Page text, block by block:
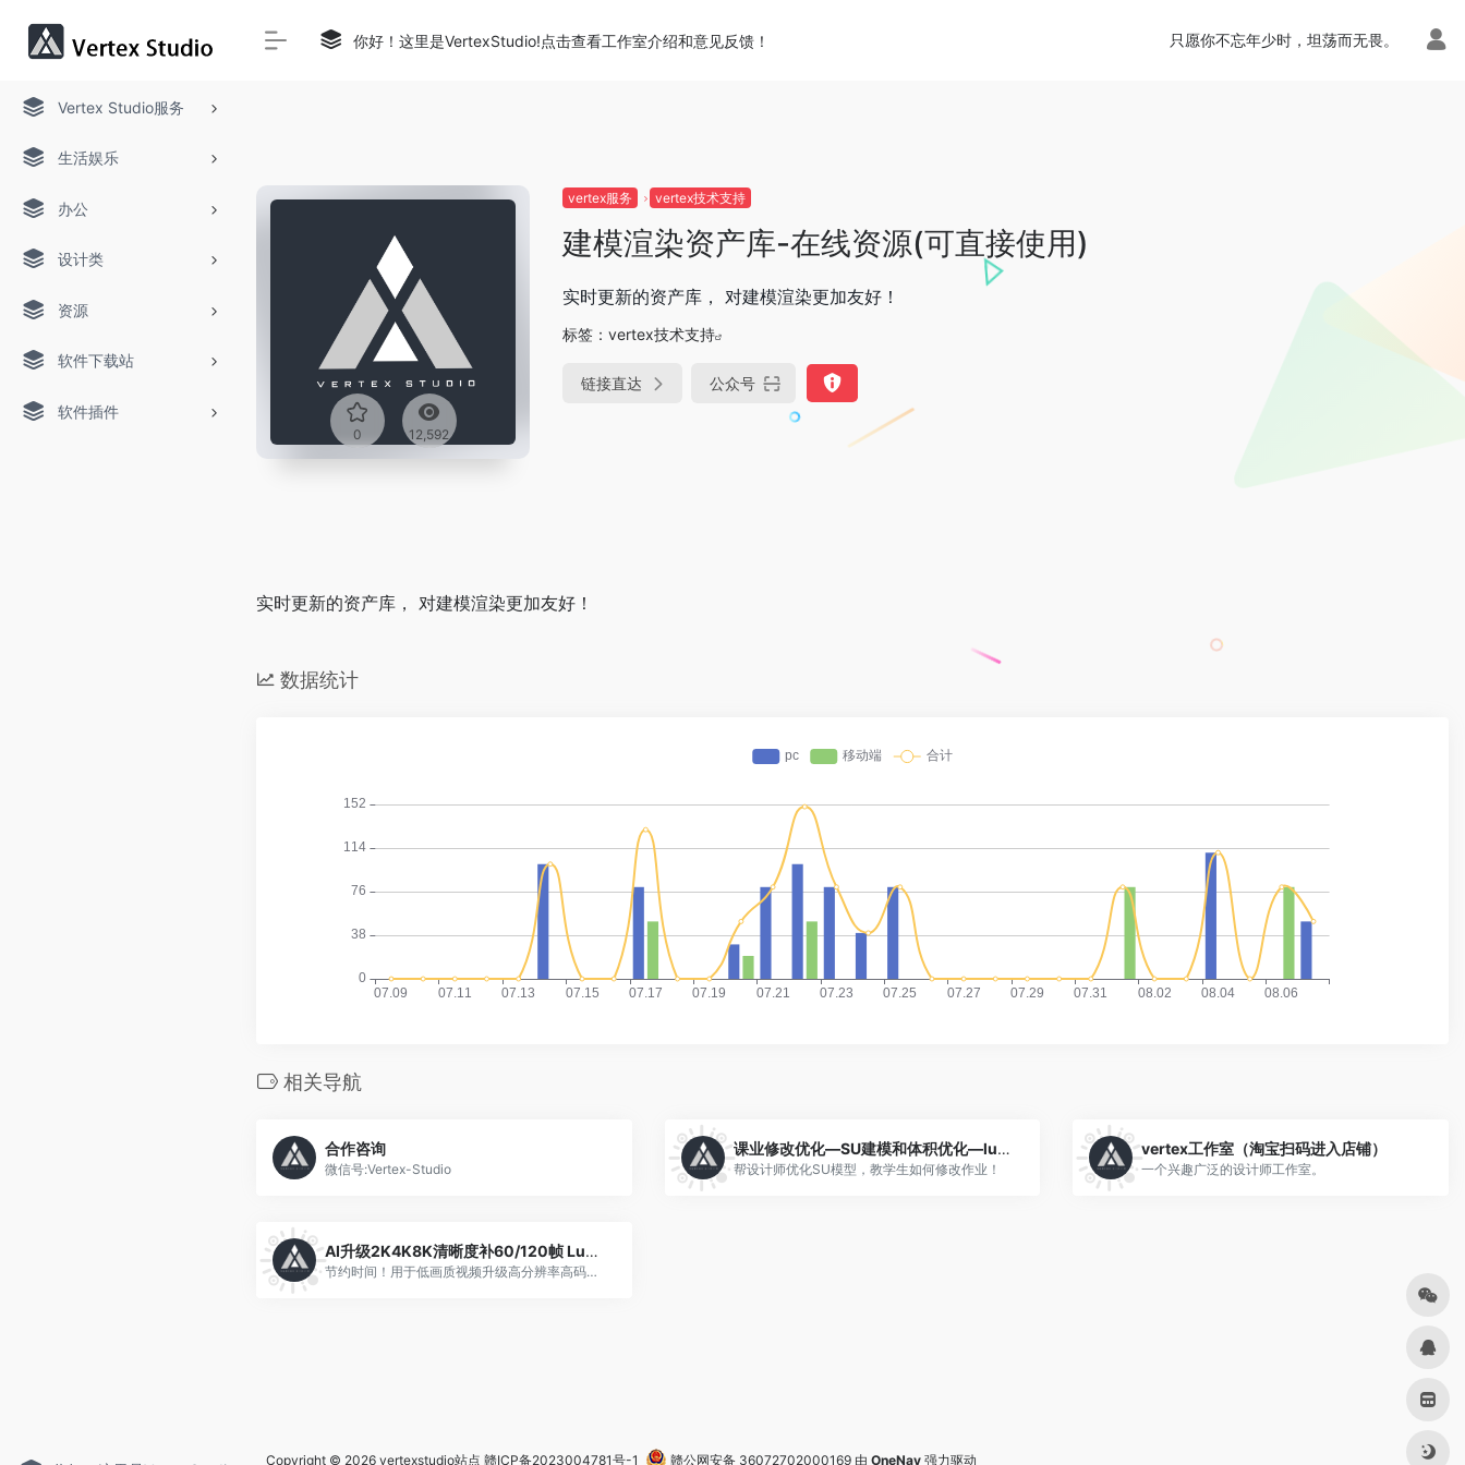
Vertex Studio服务
生活娱乐
办公
设计类
资源
软件下载站
软件插件
你好！这里是VertexStudio!点击查看工作室介绍和意见反馈！ 只愿你不忘年少时，坦荡而无畏。
0 12,592
vertex服务 vertex技术支持
建模渲染资产库-在线资源(可直接使用)
实时更新的资产库， 对建模渲染更加友好！
标签： vertex技术支持
链接直达 公众号
实时更新的资产库， 对建模渲染更加友好！
数据统计
相关导航
合作咨询
微信号:Vertex-Studio
课业修改优化—SU建模和体积优化—lumion、D5效果图动画制作
帮设计师优化SU模型，教学生如何修改作业！
vertex工作室（淘宝扫码进入店铺）
一个兴趣广泛的设计师工作室。
AI升级2K4K8K清晰度补60/120帧 Lumion D5 投标动画
节约时间！用于低画质视频升级高分辨率高码率视频。
Copyright © 2026 vertexstudio站点 赣ICP备2023004781号-1 赣公网安备 36072702000169 由 OneNav 强力驱动